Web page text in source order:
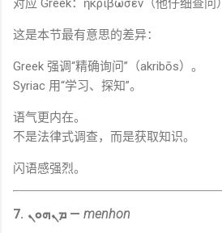
对应 Greek：ἠκρίβωσεν（他仔细查问）
这是本节最有意思的差异：
Greek 强调“精确询问”（akribōs）。
Syriac 用“学习、探知”。
语气更内在。
不是法律式调查，而是获取知识。
闪语感强烈。
7. ܡܢܗܘܢ — menhon